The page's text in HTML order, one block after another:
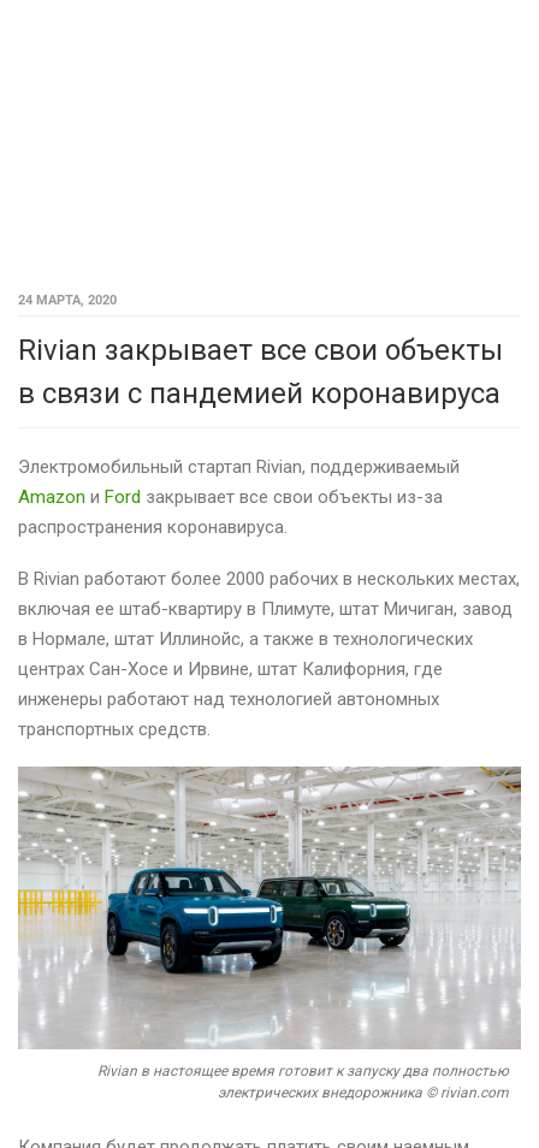
24 МАРТА, 2020
Rivian закрывает все свои объекты
в связи с пандемией коронавируса
Электромобильный стартап Rivian, поддерживаемый
Amazon и Ford закрывает все свои объекты из-за
распространения коронавируса.
В Rivian работают более 2000 рабочих в нескольких местах,
включая ее штаб-квартиру в Плимуте, штат Мичиган, завод
в Нормале, штат Иллинойс, а также в технологических
центрах Сан-Хосе и Ирвине, штат Калифорния, где
инженеры работают над технологией автономных
транспортных средств.
Rivian в настоящее время готовит к запуску два полностью
электрических внедорожника © rivian.com